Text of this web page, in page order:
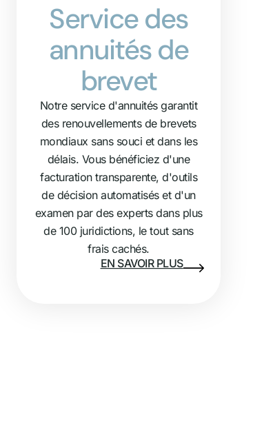
Service des
annuités de
brevet
Notre service d'annuités garantit
des renouvellements de brevets
mondiaux sans souci et dans les
délais. Vous bénéficiez d'une
facturation transparente, d'outils
de décision automatisés et d'un
examen par des experts dans plus
de 100 juridictions, le tout sans
frais cachés.
EN SAVOIR PLUS